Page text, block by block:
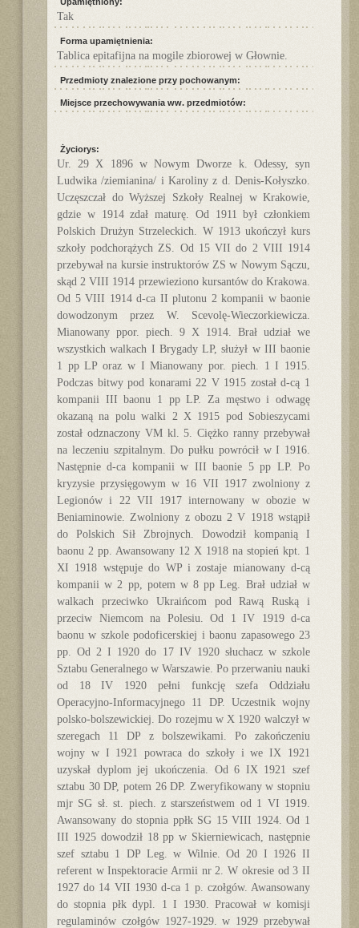
Tak
Forma upamiętnienia:
Tablica epitafijna na mogile zbiorowej w Głownie.
Przedmioty znalezione przy pochowanym:
Miejsce przechowywania ww. przedmiotów:
Życiorys:
Ur. 29 X 1896 w Nowym Dworze k. Odessy, syn
Ludwika /ziemianina/ i Karoliny z d. Denis-Kołyszko.
Uczęszczał do Wyższej Szkoły Realnej w Krakowie,
gdzie w 1914 zdał maturę. Od 1911 był członkiem
Polskich Drużyn Strzeleckich. W 1913 ukończył kurs
szkoły podchorążych ZS. Od 15 VII do 2 VIII 1914
przebywał na kursie instruktorów ZS w Nowym Sączu,
skąd 2 VIII 1914 przewieziono kursantów do Krakowa.
Od 5 VIII 1914 d-ca II plutonu 2 kompanii w baonie
dowodzonym przez W. Scevolę-Wieczorkiewicza.
Mianowany ppor. piech. 9 X 1914. Brał udział we
wszystkich walkach I Brygady LP, służył w III baonie
1 pp LP oraz w I Mianowany por. piech. 1 I 1915.
Podczas bitwy pod konarami 22 V 1915 został d-cą 1
kompanii III baonu 1 pp LP. Za męstwo i odwagę
okazaną na polu walki 2 X 1915 pod Sobieszycami
został odznaczony VM kl. 5. Ciężko ranny przebywał
na leczeniu szpitalnym. Do pułku powrócił w I 1916.
Następnie d-ca kompanii w III baonie 5 pp LP. Po
kryzysie przysięgowym w 16 VII 1917 zwolniony z
Legionów i 22 VII 1917 internowany w obozie w
Beniaminowie. Zwolniony z obozu 2 V 1918 wstąpił
do Polskich Sił Zbrojnych. Dowodził kompanią I
baonu 2 pp. Awansowany 12 X 1918 na stopień kpt. 1
XI 1918 wstępuje do WP i zostaje mianowany d-cą
kompanii w 2 pp, potem w 8 pp Leg. Brał udział w
walkach przeciwko Ukraińcom pod Rawą Ruską i
przeciw Niemcom na Polesiu. Od 1 IV 1919 d-ca
baonu w szkole podoficerskiej i baonu zapasowego 23
pp. Od 2 I 1920 do 17 IV 1920 słuchacz w szkole
Sztabu Generalnego w Warszawie. Po przerwaniu nauki
od 18 IV 1920 pełni funkcję szefa Oddziału
Operacyjno-Informacyjnego 11 DP. Uczestnik wojny
polsko-bolszewickiej. Do rozejmu w X 1920 walczył w
szeregach 11 DP z bolszewikami. Po zakończeniu
wojny w I 1921 powraca do szkoły i we IX 1921
uzyskał dyplom jej ukończenia. Od 6 IX 1921 szef
sztabu 30 DP, potem 26 DP. Zweryfikowany w stopniu
mjr SG sł. st. piech. z starszeństwem od 1 VI 1919.
Awansowany do stopnia ppłk SG 15 VIII 1924. Od 1
III 1925 dowodził 18 pp w Skierniewicach, następnie
szef sztabu 1 DP Leg. w Wilnie. Od 20 I 1926 II
referent w Inspektoracie Armii nr 2. W okresie od 3 II
1927 do 14 VII 1930 d-ca 1 p. czołgów. Awansowany
do stopnia płk dypl. 1 I 1930. Pracował w komisji
regulaminów czołgów 1927-1929. w 1929 przebywał